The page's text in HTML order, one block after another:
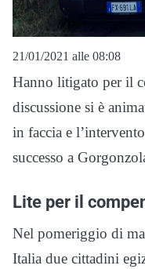
21/01/2021 alle 08:08
Hanno litigato per il
discussione si è
in faccia e
successo a
Lite per il
Nel pomeriggio di
Italia due cittadini